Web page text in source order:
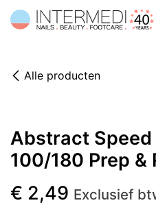
Overslaan naar inhoud
Alle producten
10 Stuks - 20%
Abstract
100/180 Prep &
€ 2,49 Exclusief